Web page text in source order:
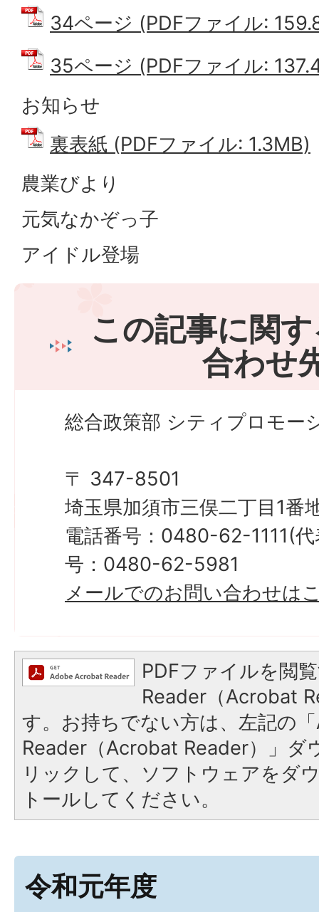
34ページ (PDFファイル:
35ページ (PDFファイル:
お知らせ
裏表紙 (PDFファイル: 1.3MB)
農業びより
元気なかぞっ子
アイドル登場
この記事に関
合わせ
総合政策部 シティプロモー
〒 347-8501
埼玉県加須市三俣二丁目1番
電話番号：0480-62-1111(
号：0480-62-5981
メールでのお問い合わせは
PDFファイルを閲
Reader（Acrobat
す。お持ちでない方は、左記の
Reader（Acrobat Reader）」ダ
リックして、ソフトウェアをダ
トールしてください。
令和元年度